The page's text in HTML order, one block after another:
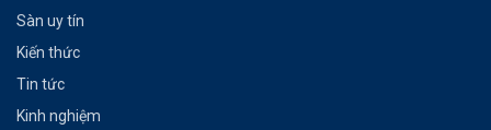
Sàn uy tín
Kiến thức
Tin tức
Kinh nghiệm